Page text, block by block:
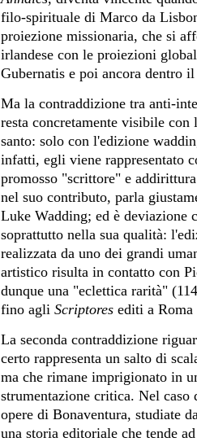
filo-spirituale di Marco da
proiezione missionaria, che si
irlandese con le proiezioni
Gubernatis e poi ancora dentro
Ma la contraddizione tra anti-
resta concretamente visibile
santo: solo con l'edizione
infatti, egli viene rappresentato
promosso "scrittore" e
nel suo contributo, parla
Luke Wadding; ed è deviazione
soprattutto nella sua qualità:
realizzata da uno dei grandi
artistico risulta in contatto con
dunque una "eclettica rarità"
fino agli Scriptores editi a Roma
La seconda contraddizione
certo rappresenta un salto di
ma che rimane imprigionato in
strumentazione critica. Nel caso
opere di Bonaventura, studiate
una storia editoriale che tende